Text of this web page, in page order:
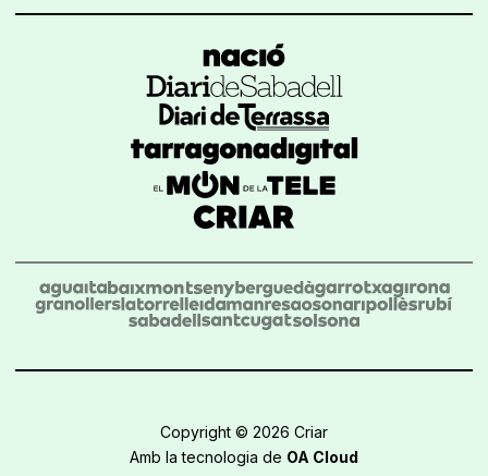
Copyright © 2026 Criar
Amb la tecnologia de OA Cloud